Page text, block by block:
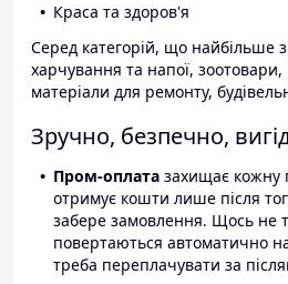
Краса та здоров'я
Серед категорій, що найбільше
харчування та напої, зоотовари,
матеріали для ремонту,
Зручно, безпечно,
Пром-оплата захищає кожну
отримує кошти лише після
забере замовлення. Щось не
повертаються автоматично
треба переплачувати за